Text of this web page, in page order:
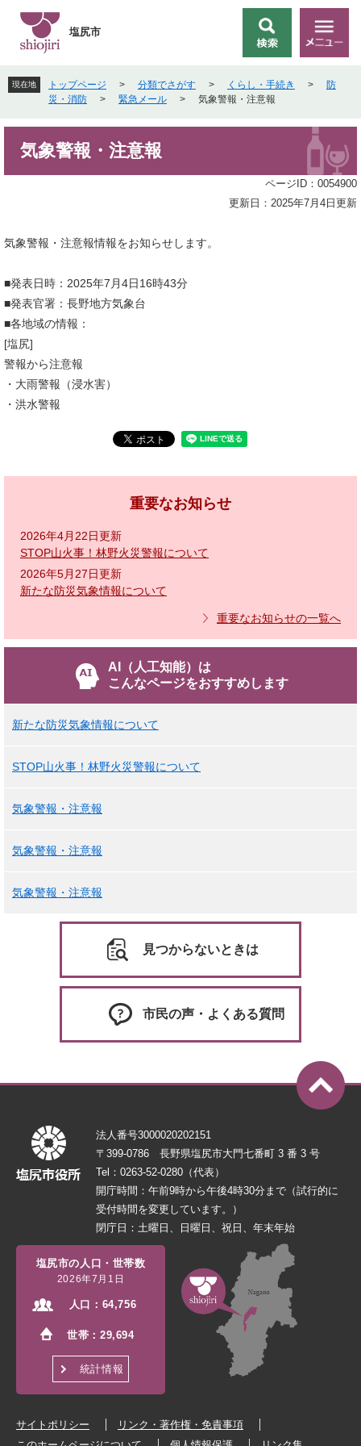
先
頭
す
を
飛
し
文
索
メ
ニ
塩尻市
現在地 トップページ > 分類でさがす > くらし・手続き >
防
災・消防
> 緊急メール > 気象警報・注意報
気象警報・注意報
ページID：0054900
更新日：2025年7月4日更新
気象警報・注意報情報をお知らせします。
■発表日時：2025年7月4日16時43分
■発表官署：長野地方気象台
■各地域の情報：
[塩尻]
警報から注意報
・大雨警報（浸水害）
・洪水警報
重要なお知らせ
2026年4月22日更新
STOP山火事！林野火災警報について
2026年5月27日更新
新たな防災気象情報について
重要なお知らせの一覧へ
AI（人工知能）は
こんなページをおすすめします
新たな防災気象情報について
STOP山火事！林野火災警報について
気象警報・注意報
気象警報・注意報
気象警報・注意報
見つからないときは
市民の声・よくある質問
法人番号3000020202151
〒399-0786 長野県塩尻市大門七番町 3 番 3 号
Tel：0263-52-0280（代表）
開庁時間：午前9時から午後4時30分まで（試行的に
受付時間を変更しています。）
閉庁日：土曜日、日曜日、祝日、年末年始
塩尻市の人口・世帯数
2026年7月1日
人口： 64,756
世帯：29,694
統計情報
サイトポリシー
リンク・著作権・免責事項